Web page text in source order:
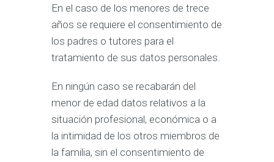
En el caso de los menores de trece
años se requiere el consentimiento de
los padres o tutores para el
tratamiento de sus datos personales.
En ningún caso se recabarán del
menor de edad datos relativos a la
situación profesional, económica o a
la intimidad de los otros miembros de
la familia, sin el consentimiento de